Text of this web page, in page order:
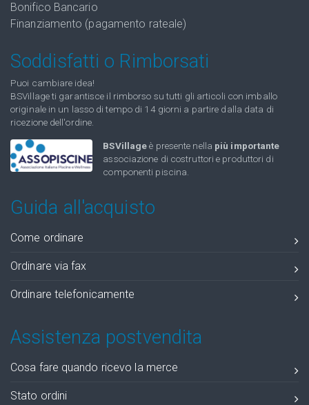
Bonifico Bancario
Finanziamento (pagamento rateale)
Soddisfatti o Rimborsati
Puoi cambiare idea!
BSVillage ti garantisce il rimborso su tutti gli articoli con imballo
originale in un lasso di tempo di 14 giorni a partire dalla data di
ricezione dell'ordine.
BSVillageè presente nella più importante
associazione di costruttori e produttori di
componenti piscina.
Guida all'acquisto
Come ordinare
Ordinare via fax
Ordinare telefonicamente
Assistenza postvendita
Cosa fare quando ricevo la merce
Stato ordini